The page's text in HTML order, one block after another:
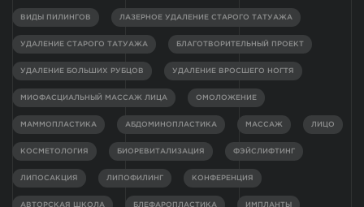
ВИДЫ ПИЛИНГОВ ЛАЗЕРНОЕ УДАЛЕНИЕ СТАРОГО ТАТУАЖА
УДАЛЕНИЕ СТАРОГО ТАТУАЖА БЛАГОТВОРИТЕЛЬНЫЙ ПРОЕКТ
УДАЛЕНИЕ БОЛЬШИХ РУБЦОВ УДАЛЕНИЕ ВРОСШЕГО НОГТЯ
МИОФАСЦИАЛЬНЫЙ МАССАЖ ЛИЦА ОМОЛОЖЕНИЕ
МАММОПЛАСТИКА АБДОМИНОПЛАСТИКА МАССАЖ ЛИЦО
КОСМЕТОЛОГИЯ БИОРЕВИТАЛИЗАЦИЯ ФЭЙСЛИФТИНГ
ЛИПОСАКЦИЯ ЛИПОФИЛИНГ КОНФЕРЕНЦИЯ
АВТОРСКАЯ ШКОЛА БЛЕФАРОПЛАСТИКА ИМПЛАНТЫ